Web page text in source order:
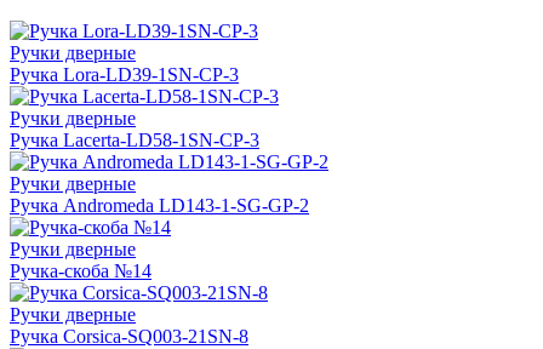
Ручки дверные
Ручка Lora-LD39-1SN-CP-3
Ручки дверные
Ручка Lacerta-LD58-1SN-CP-3
Ручки дверные
Ручка Andromeda LD143-1-SG-GP-2
Ручки дверные
Ручка-скоба №14
Ручки дверные
Ручка Corsica-SQ003-21SN-8